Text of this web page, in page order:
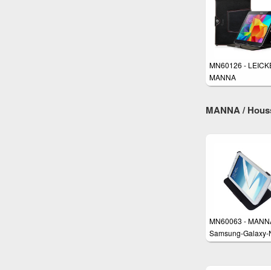
MN60126 -
MANNA
MANNA /
MN60063 -
Samsung-Galaxy-
8.0-Schutzhülle